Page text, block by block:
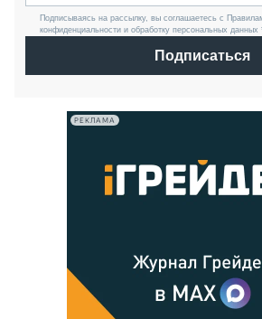
Подписываясь на рассылку, вы соглашаетесь с
конфиденциальности и обработку персональных данных
Подписаться
РЕКЛАМА